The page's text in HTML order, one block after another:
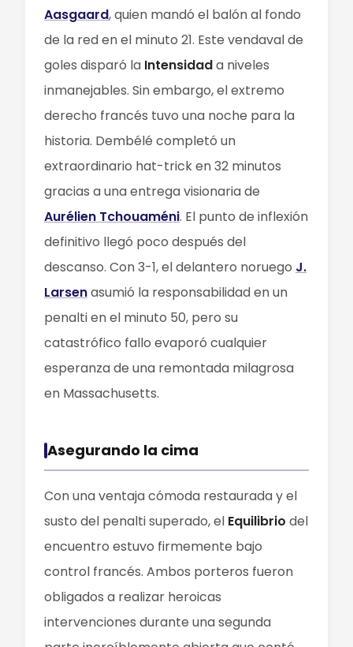
Aasgaard, quien mandó el balón al fondo
de la red en el minuto 21. Este vendaval de
goles disparó la Intensidada niveles
inmanejables. Sin embargo, el extremo
derecho francés tuvo una noche para la
historia. Dembélé completó un
extraordinario hat-trick en 32 minutos
gracias a una entrega visionaria de
Aurélien Tchouaméni. El punto de inflexión
definitivo llegó poco después del
descanso. Con 3-1, el delantero noruego J.
Larsenasumió la responsabilidad en un
penalti en el minuto 50, pero su
catastrófico fallo evaporó cualquier
esperanza de una remontada milagrosa
en Massachusetts.
Asegurando la cima
Con una ventaja cómoda restaurada y el
susto del penalti superado, el Equilibrio del
encuentro estuvo firmemente bajo
control francés. Ambos porteros fueron
obligados a realizar heroicas
intervenciones durante una segunda